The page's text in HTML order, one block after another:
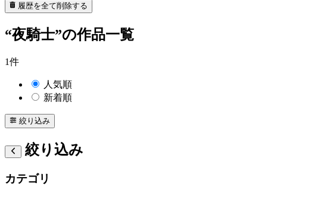
履歴を全て削除する
“夜騎士”の作品一覧
1件
人気順
新着順
絞り込み
絞り込み
カテゴリ